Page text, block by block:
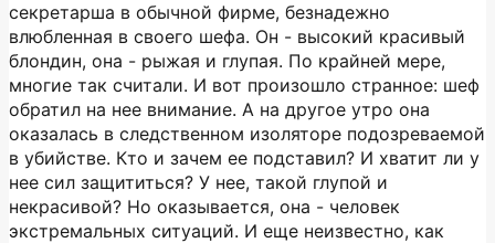
секретарша в обычной фирме, безнадежно
влюбленная в своего шефа. Он - высокий красивый
блондин, она - рыжая и глупая. По крайней мере,
многие так считали. И вот произошло странное: шеф
обратил на нее внимание. А на другое утро она
оказалась в следственном изоляторе подозреваемой
в убийстве. Кто и зачем ее подставил? И хватит ли у
нее сил защититься? У нее, такой глупой и
некрасивой? Но оказывается, она - человек
экстремальных ситуаций. И еще неизвестно, как